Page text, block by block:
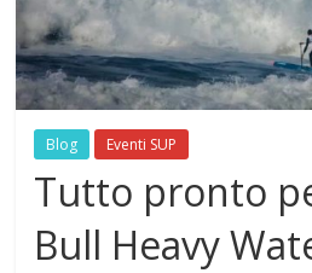
Blog Eventi SUP
Tutto pronto
Bull Heavy